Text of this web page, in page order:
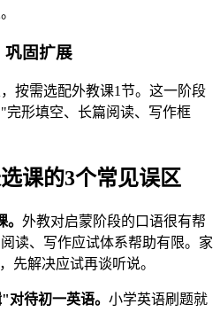
巩固扩展
按需选配外教课1节。这一阶段
形填空、长篇阅读、写作框
课的3个常见误区
外教对启蒙阶段的口语很有帮
读、写作应试体系帮助有限。家
先解决应试再谈听说。
待初一英语。 小学英语刷题就